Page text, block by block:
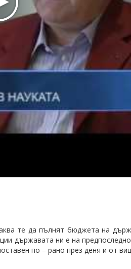
те да пълнят бюджета на
държавата ни е на
по – рано през деня и от